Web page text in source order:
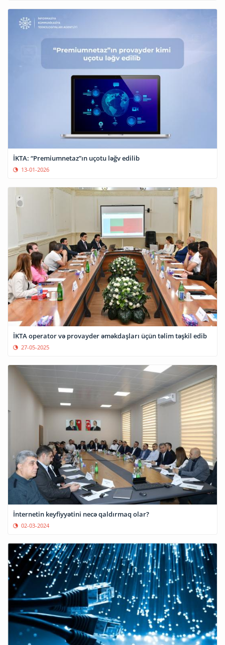
İKTA: “Premiumnetaz”ın uçotu ləğv edilib
13-01-2026
İKTA operator və provayder əməkdaşları üçün təlim təşkil edib
27-05-2025
İnternetin keyfiyyətini necə qaldırmaq olar?
02-03-2024